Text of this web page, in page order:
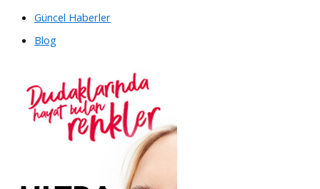
Güncel Haberler
Blog